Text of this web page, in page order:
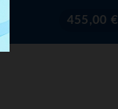
Prix
455,00 €